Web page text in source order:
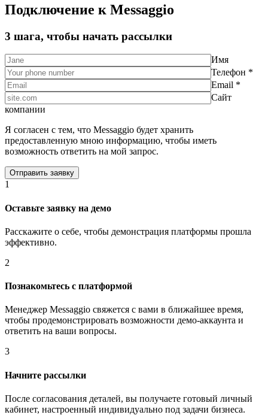
Подключение к Messaggio
3 шага, чтобы начать рассылки
Имя
Телефон *
Email *
Сайт
компании
Я согласен с тем, что Messaggio будет хранить
предоставленную мною информацию, чтобы иметь
возможность ответить на мой запрос.
1
Оставьте заявку на демо
Расскажите о себе, чтобы демонстрация платформы прошла
эффективно.
2
Познакомьтесь с платформой
Менеджер Messaggio свяжется с вами в ближайшее время,
чтобы продемонстрировать возможности демо-аккаунта и
ответить на ваши вопросы.
3
Начните рассылки
После согласования деталей, вы получаете готовый личный
кабинет, настроенный индивидуально под задачи бизнеса.